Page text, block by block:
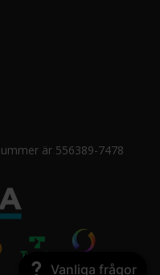
är 556389-7478
Vanliga frågor